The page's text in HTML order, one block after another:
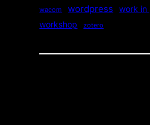
wacom wordpress work in
workshop zotero